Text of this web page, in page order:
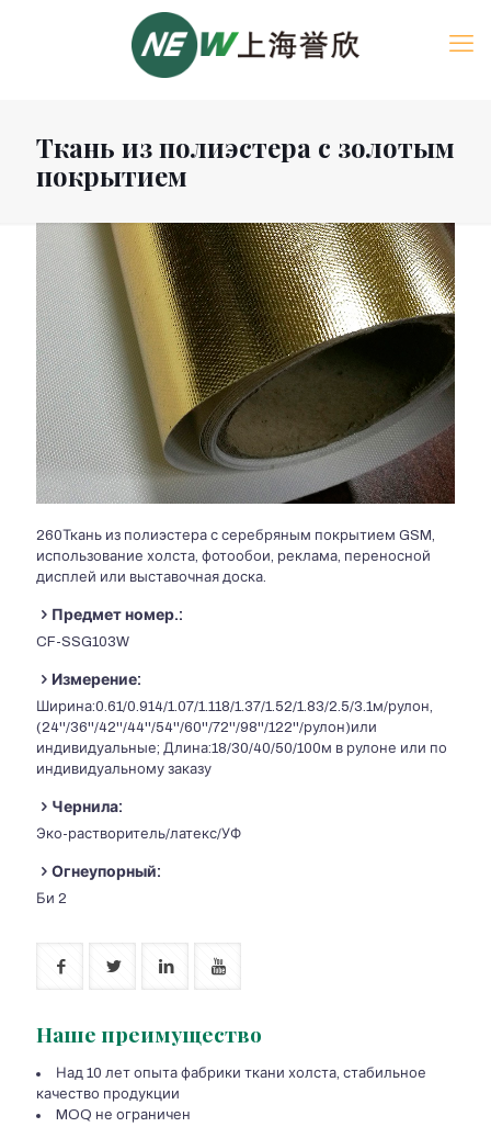
Ткань из полиэстера с золотым
покрытием
260Ткань из полиэстера с серебряным покрытием GSM,
использование холста, фотообои, реклама, переносной
дисплей или выставочная доска.
Предмет номер.:
CF-SSG103W
Измерение:
Ширина:0.61/0.914/1.07/1.118/1.37/1.52/1.83/2.5/3.1м/рулон,
(24''/36''/42''/44''/54''/60''/72''/98''/122''/рулон)или
индивидуальные; Длина:18/30/40/50/100м в рулоне или по
индивидуальному заказу
Чернила:
Эко-растворитель/латекс/УФ
Огнеупорный:
Би 2
Наше преимущество
Над 10 лет опыта фабрики ткани холста, стабильное
качество продукции
MOQ не ограничен